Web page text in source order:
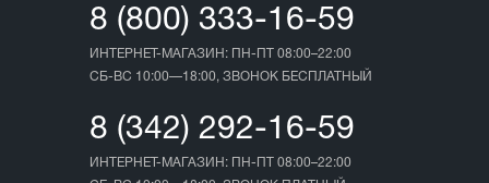
8 (800) 333-16-59
ИНТЕРНЕТ-МАГАЗИН: ПН-ПТ 08:00–22:00
СБ-ВС 10:00—18:00, ЗВОНОК БЕСПЛАТНЫЙ
8 (342) 292-16-59
ИНТЕРНЕТ-МАГАЗИН: ПН-ПТ 08:00–22:00